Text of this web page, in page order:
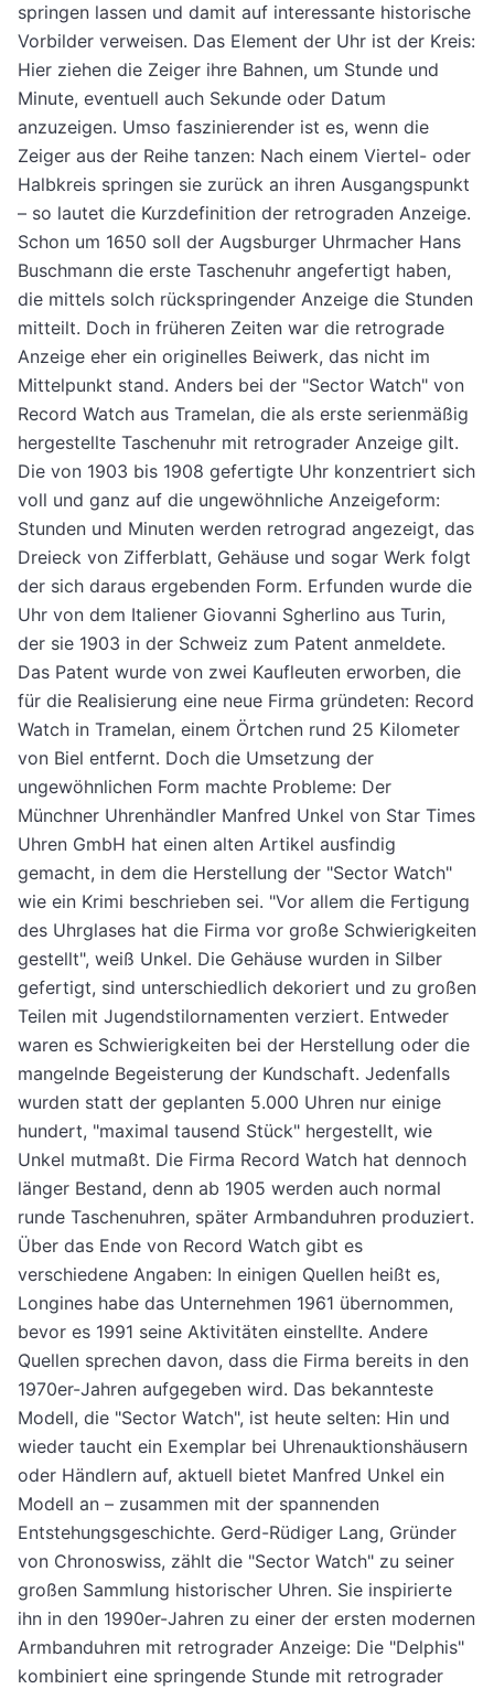
springen lassen und damit auf interessante historische
Vorbilder verweisen. Das Element der Uhr ist der Kreis:
Hier ziehen die Zeiger ihre Bahnen, um Stunde und
Minute, eventuell auch Sekunde oder Datum
anzuzeigen. Umso faszinierender ist es, wenn die
Zeiger aus der Reihe tanzen: Nach einem Viertel- oder
Halbkreis springen sie zurück an ihren Ausgangspunkt
– so lautet die Kurzdefinition der retrograden Anzeige.
Schon um 1650 soll der Augsburger Uhrmacher Hans
Buschmann die erste Taschenuhr angefertigt haben,
die mittels solch rückspringender Anzeige die Stunden
mitteilt. Doch in früheren Zeiten war die retrograde
Anzeige eher ein originelles Beiwerk, das nicht im
Mittelpunkt stand. Anders bei der "Sector Watch" von
Record Watch aus Tramelan, die als erste serienmäßig
hergestellte Taschenuhr mit retrograder Anzeige gilt.
Die von 1903 bis 1908 gefertigte Uhr konzentriert sich
voll und ganz auf die ungewöhnliche Anzeigeform:
Stunden und Minuten werden retrograd angezeigt, das
Dreieck von Zifferblatt, Gehäuse und sogar Werk folgt
der sich daraus ergebenden Form. Erfunden wurde die
Uhr von dem Italiener Giovanni Sgherlino aus Turin,
der sie 1903 in der Schweiz zum Patent anmeldete.
Das Patent wurde von zwei Kaufleuten erworben, die
für die Realisierung eine neue Firma gründeten: Record
Watch in Tramelan, einem Örtchen rund 25 Kilometer
von Biel entfernt. Doch die Umsetzung der
ungewöhnlichen Form machte Probleme: Der
Münchner Uhrenhändler Manfred Unkel von Star Times
Uhren GmbH hat einen alten Artikel ausfindig
gemacht, in dem die Herstellung der "Sector Watch"
wie ein Krimi beschrieben sei. "Vor allem die Fertigung
des Uhrglases hat die Firma vor große Schwierigkeiten
gestellt", weiß Unkel. Die Gehäuse wurden in Silber
gefertigt, sind unterschiedlich dekoriert und zu großen
Teilen mit Jugendstilornamenten verziert. Entweder
waren es Schwierigkeiten bei der Herstellung oder die
mangelnde Begeisterung der Kundschaft. Jedenfalls
wurden statt der geplanten 5.000 Uhren nur einige
hundert, "maximal tausend Stück" hergestellt, wie
Unkel mutmaßt. Die Firma Record Watch hat dennoch
länger Bestand, denn ab 1905 werden auch normal
runde Taschenuhren, später Armbanduhren produziert.
Über das Ende von Record Watch gibt es
verschiedene Angaben: In einigen Quellen heißt es,
Longines habe das Unternehmen 1961 übernommen,
bevor es 1991 seine Aktivitäten einstellte. Andere
Quellen sprechen davon, dass die Firma bereits in den
1970er-Jahren aufgegeben wird. Das bekannteste
Modell, die "Sector Watch", ist heute selten: Hin und
wieder taucht ein Exemplar bei Uhrenauktionshäusern
oder Händlern auf, aktuell bietet Manfred Unkel ein
Modell an – zusammen mit der spannenden
Entstehungsgeschichte. Gerd-Rüdiger Lang, Gründer
von Chronoswiss, zählt die "Sector Watch" zu seiner
großen Sammlung historischer Uhren. Sie inspirierte
ihn in den 1990er-Jahren zu einer der ersten modernen
Armbanduhren mit retrograder Anzeige: Die "Delphis"
kombiniert eine springende Stunde mit retrograder